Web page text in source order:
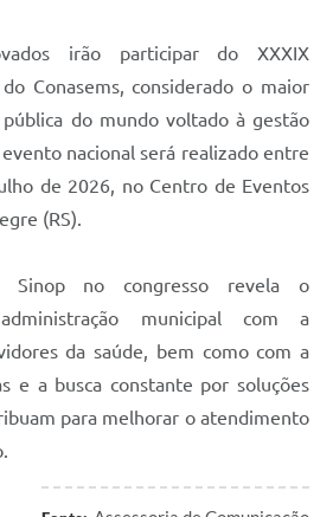
irão participar do XXXIX
Conasems, considerado o maior
do mundo voltado à gestão
nacional será realizado entre
de 2026, no Centro de Eventos
(RS).
Sinop no congresso revela o
municipal com a
da saúde, bem como com a
e a busca constante por soluções
para melhorar o atendimento